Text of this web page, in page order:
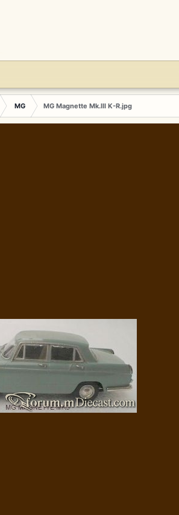
MG MG Magnette Mk.III K-R.jpg